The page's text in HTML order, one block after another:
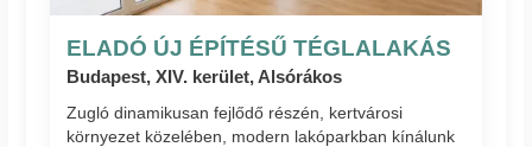
ELADÓ ÚJ ÉPÍTÉSŰ TÉGLALAKÁS
Budapest, XIV. kerület, Alsórákos
Zugló dinamikusan fejlődő részén, kertvárosi
környezet közelében, modern lakóparkban kínálunk